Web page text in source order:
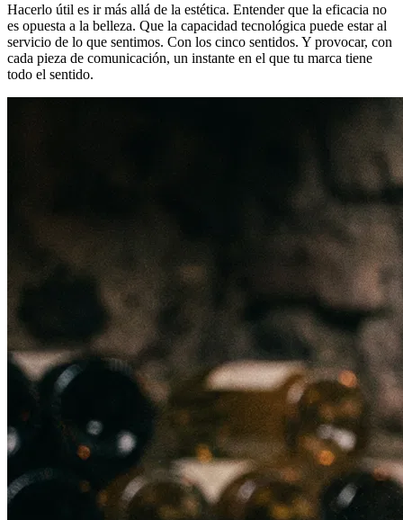
Hacerlo útil es ir más allá de la estética. Entender que la eficacia no
es opuesta a la belleza. Que la capacidad tecnológica puede estar al
servicio de lo que sentimos. Con los cinco sentidos. Y provocar, con
cada pieza de comunicación, un instante en el que tu marca tiene
todo el sentido.